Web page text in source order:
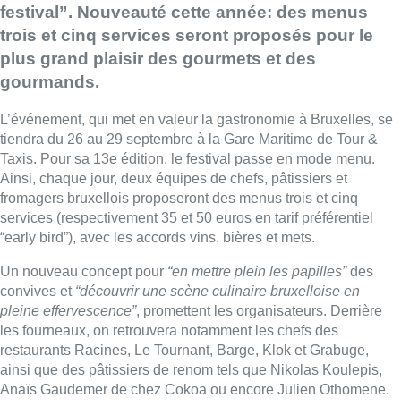
festival”. Nouveauté cette année: des menus
trois et cinq services seront proposés pour le
plus grand plaisir des gourmets et des
gourmands.
L’événement, qui met en valeur la gastronomie à Bruxelles, se
tiendra du 26 au 29 septembre à la Gare Maritime de Tour &
Taxis. Pour sa 13e édition, le festival passe en mode menu.
Ainsi, chaque jour, deux équipes de chefs, pâtissiers et
fromagers bruxellois proposeront des menus trois et cinq
services (respectivement 35 et 50 euros en tarif préférentiel
“early bird”), avec les accords vins, bières et mets.
Un nouveau concept pour “en mettre plein les papilles”des
convives et “découvrir une scène culinaire bruxelloise en
pleine effervescence”, promettent les organisateurs. Derrière
les fourneaux, on retrouvera notamment les chefs des
restaurants Racines, Le Tournant, Barge, Klok et Grabuge,
ainsi que des pâtissiers de renom tels que Nikolas Koulepis,
Anaïs Gaudemer de chez Cokoa ou encore Julien Othomene.